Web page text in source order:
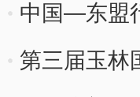
中国—东盟
第三届玉林